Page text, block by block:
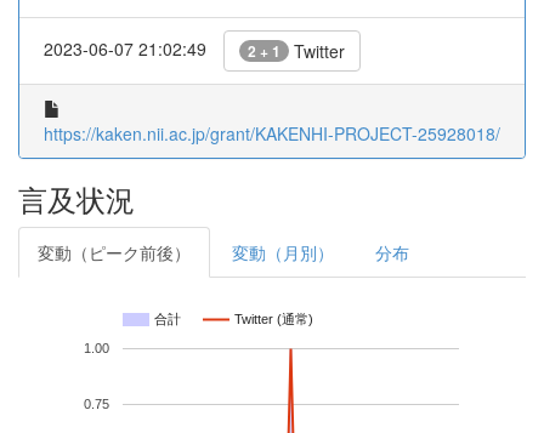
2023-06-07 21:02:49 2 + 1 Twitter
https://kaken.nii.ac.jp/grant/KAKENHI-PROJECT-25928018/
言及状況
変動（ピーク前後） 変動（月別） 分布
合計 Twitter (通常)
0.75
1.00